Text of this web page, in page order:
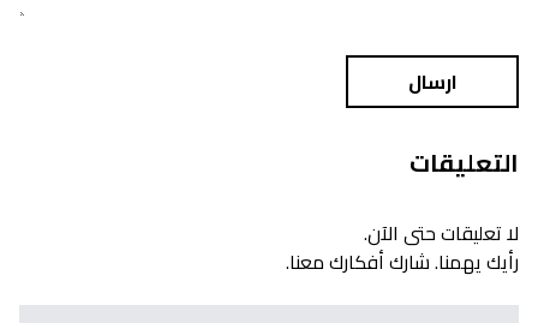
ارسال
التعليقات
لا تعليقات حتى الآن.
رأيك يهمنا. شارك أفكارك معنا.